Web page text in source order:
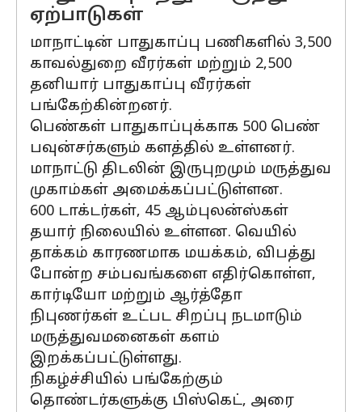
ஏற்பாடுகள்
மாநாட்டின் பாதுகாப்பு பணிகளில் 3,500
காவல்துறை வீரர்கள் மற்றும் 2,500
தனியார் பாதுகாப்பு வீரர்கள்
பங்கேற்கின்றனர்.
பெண்கள் பாதுகாப்புக்காக 500 பெண்
பவுன்சர்களும் களத்தில் உள்ளனர்.
மாநாட்டு திடலின் இருபுறமும் மருத்துவ
முகாம்கள் அமைக்கப்பட்டுள்ளன.
600 டாக்டர்கள், 45 ஆம்புலன்ஸ்கள்
தயார் நிலையில் உள்ளன. வெயில்
தாக்கம் காரணமாக மயக்கம், விபத்து
போன்ற சம்பவங்களை எதிர்கொள்ள,
கார்டியோ மற்றும் ஆர்த்தோ
நிபுணர்கள் உட்பட சிறப்பு நடமாடும்
மருத்துவமனைகள் களம்
இறக்கப்பட்டுள்ளது.
நிகழ்ச்சியில் பங்கேற்கும்
தொண்டர்களுக்கு பிஸ்கெட், அரை